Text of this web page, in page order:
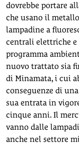
dovrebbe portare
che usano il
lampadine a
centrali elettriche e
programma
nuovo trattato sia
di Minamata, i cui
conseguenze di
sua entrata in
cinque anni. Il
vanno dalle
anche nel settore